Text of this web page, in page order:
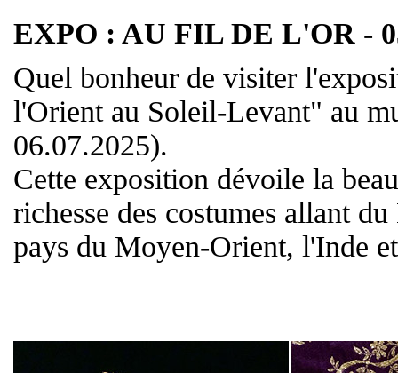
EXPO : AU FIL DE L'OR -
Quel bonheur de visiter
l'Orient au Soleil-Levant" au
06.07.2025).
Cette exposition dévoile la
richesse des costumes allant
pays du Moyen-Orient, l'Inde